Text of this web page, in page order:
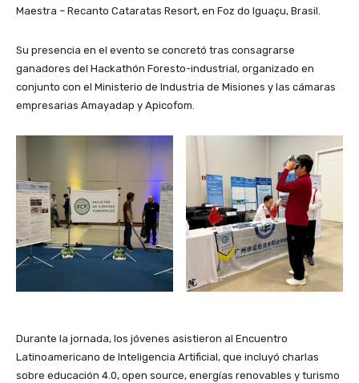
Maestra – Recanto Cataratas Resort, en Foz do Iguaçu, Brasil.
Su presencia en el evento se concretó tras consagrarse
ganadores del Hackathón Foresto-industrial, organizado en
conjunto con el Ministerio de Industria de Misiones y las cámaras
empresarias Amayadap y Apicofom.
Durante la jornada, los jóvenes asistieron al Encuentro
Latinoamericano de Inteligencia Artificial, que incluyó charlas
sobre educación 4.0, open source, energías renovables y turismo